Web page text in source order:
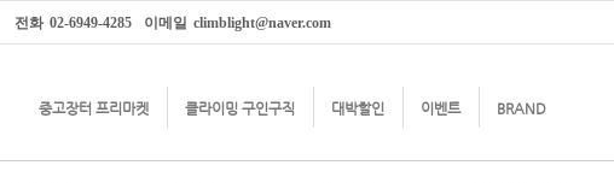
전화 02-6949-4285 이메일 climblight@naver.com
중고장터 프리마켓 클라이밍 구인구직 대박할인 이벤트 BRAND